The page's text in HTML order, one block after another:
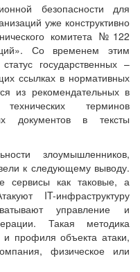
безопасности для
уже конструктивно
комитета №122
Со временем этим
государственных –
ссылках в нормативных
из рекомендательных в
терминов
документов в тексты
злоумышленников,
к следующему выводу.
как таковые, а
IT-инфраструктуру
управление и
Такая методика
и профиля объекта атаки,
физическое или